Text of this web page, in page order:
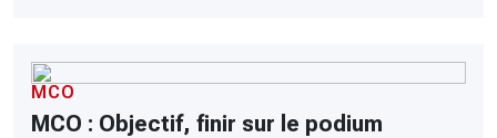
MCO
MCO : Objectif, finir sur le podium